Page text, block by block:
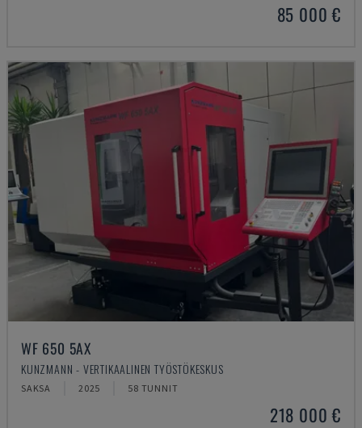
85 000 €
WF 650 5AX
KUNZMANN - VERTIKAALINEN TYÖSTÖKESKUS
SAKSA 2025 58 TUNNIT
218 000 €